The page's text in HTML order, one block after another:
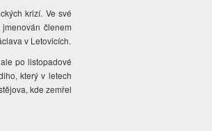
krizí. Ve své
členem
v Letovicích.
po listopadové
který v letech
kde zemřel